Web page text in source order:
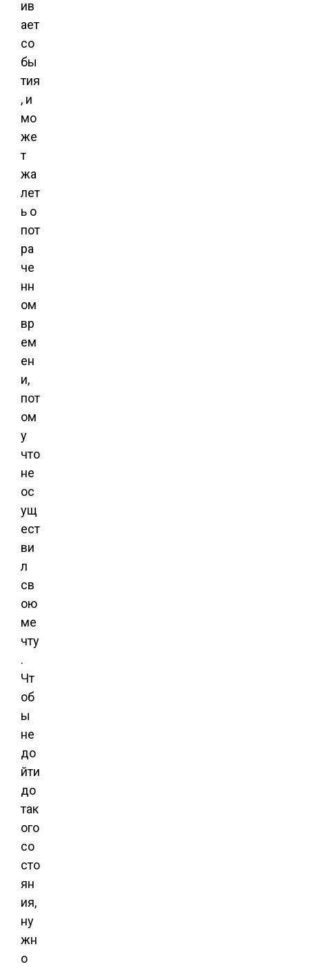
ив
ает
со
бы
тия
, и
мо
же
т
жа
лет
ь о
пот
ра
че
нн
ом
вр
ем
ен
и,
пот
ом
у
что
не
ос
ущ
ест
ви
л
св
ою
ме
чту
.
Чт
об
ы
не
до
йти
до
так
ого
со
сто
ян
ия,
ну
жн
о